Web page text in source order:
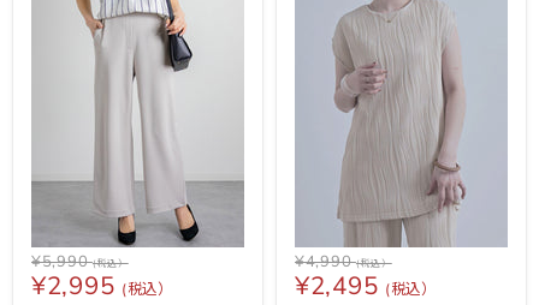
¥5,990
¥2,995
¥4,990
¥2,495